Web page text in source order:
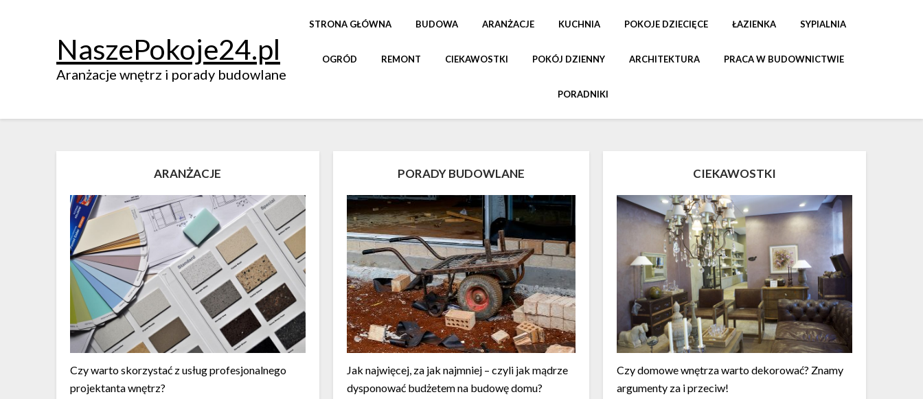
NaszePokoje24.pl
Aranżacje wnętrz i porady budowlane
STRONA GŁÓWNA BUDOWA ARANŻACJE KUCHNIA POKOJE DZIECIĘCE ŁAZIENKA SYPIALNIA
OGRÓD REMONT CIEKAWOSTKI POKÓJ DZIENNY ARCHITEKTURA PRACA W BUDOWNICTWIE
PORADNIKI
ARANŻACJE
Czy warto skorzystać z usług profesjonalnego
projektanta wnętrz?
PORADY BUDOWLANE
Jak najwięcej, za jak najmniej – czyli jak mądrze
dysponować budżetem na budowę domu?
CIEKAWOSTKI
Czy domowe wnętrza warto dekorować? Znamy
argumenty za i przeciw!